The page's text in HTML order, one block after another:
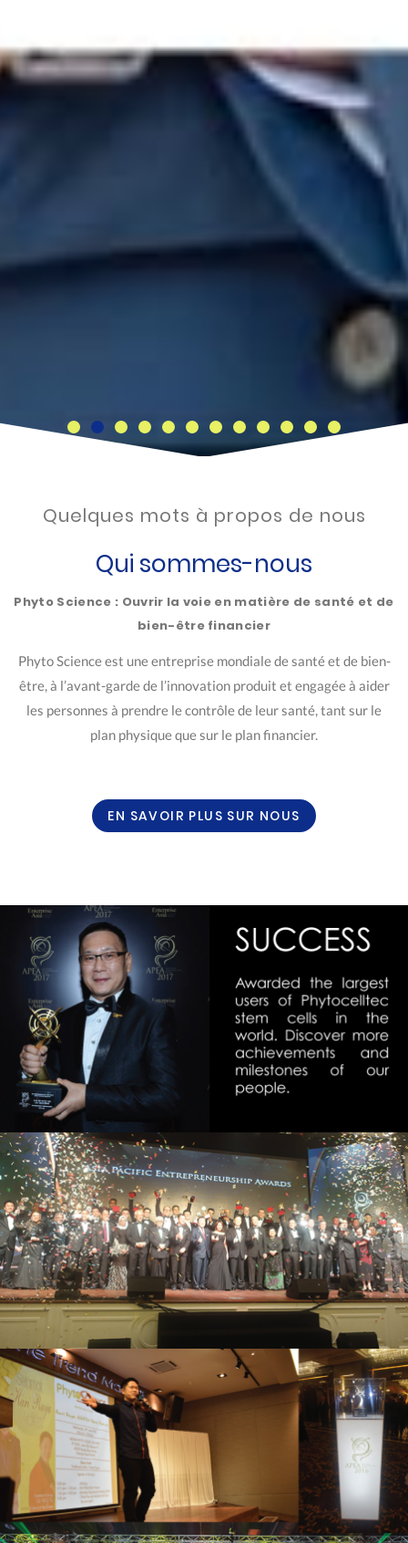
Quelques mots à propos de nous
Qui sommes-nous
Phyto Science : Ouvrir la voie en matière de santé et de
bien-être financier
Phyto Science est une entreprise mondiale de santé et de bien-
être, à l’avant-garde de l’innovation produit et engagée à aider
les personnes à prendre le contrôle de leur santé, tant sur le
plan physique que sur le plan financier.
EN SAVOIR PLUS SUR NOUS